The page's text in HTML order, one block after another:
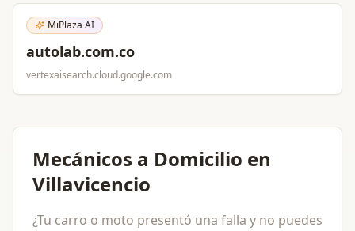
MiPlaza AI
autolab.com.co
vertexaisearch.cloud.google.com
Mecánicos a Domicilio en
Villavicencio
¿Tu carro o moto presentó una falla y no puedes